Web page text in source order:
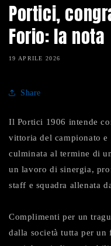
Portici,
Forio: la nota
19 APRILE 2026
Share
Il Portici 1906 intende
vittoria del campionato e
culminata al termine di
un lavoro di sinergia,
staff e squadra allenata
Complimenti per un
dalla società tutta per un